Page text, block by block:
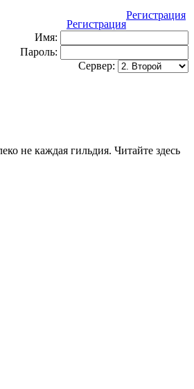
Регистрация
Регистрация
Имя:
Пароль:
Сервер:
не каждая гильдия. Читайте здесь